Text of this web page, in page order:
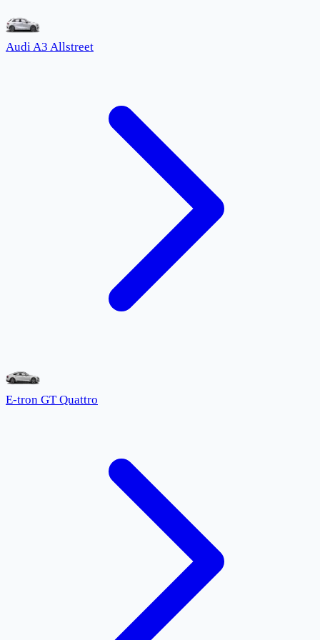
Audi A3 Allstreet
E-tron GT Quattro